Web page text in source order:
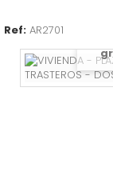
CONSUMO
Ref: AR2701